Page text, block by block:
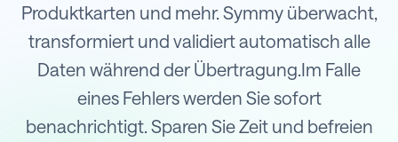
Produktkarten und mehr. Symmy überwacht,
transformiert und validiert automatisch alle
Daten während der Übertragung.Im Falle
eines Fehlers werden Sie sofort
benachrichtigt. Sparen Sie Zeit und befreien